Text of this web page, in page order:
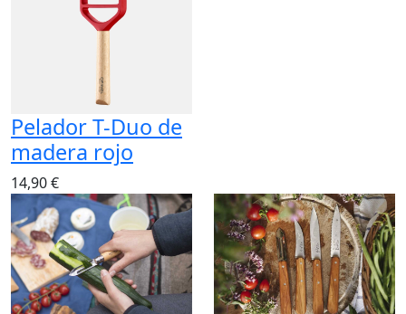
Pelador T-Duo de
madera rojo
14,90 €